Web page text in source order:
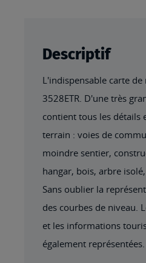
Descriptif
L'indispensable carte de
3528ETR. D'une très
contient tous les détails
terrain : voies de
moindre sentier,
hangar, bois, arbre isolé,
Sans oublier la
des courbes de niveau.
et les informations
également représentées.